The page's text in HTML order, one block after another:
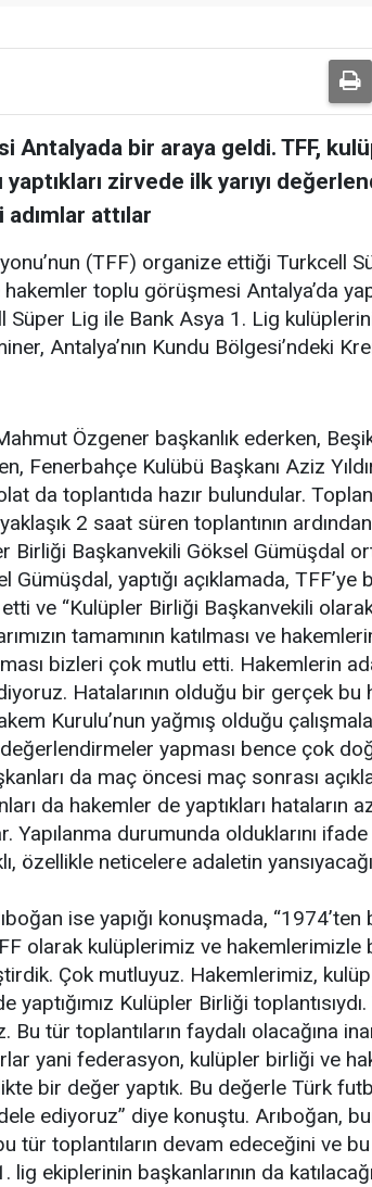
bir araya geldi. TFF,
zirvede ilk yarıyı
adımlar attılar
(TFF) organize ettiği Turkcell
toplu görüşmesi Antalya’da
Lig ile Bank Asya 1. Lig
Antalya’nın Kundu Bölgesi’ndeki
Özgener başkanlık ederken,
Fenerbahçe Kulübü Başkanı Aziz
da toplantıda hazır bulundular.
2 saat süren toplantının
Birliği Başkanvekili Göksel Gümüşdal
Gümüşdal, yaptığı açıklamada,
ve “Kulüpler Birliği Başkanvekili
tamamının katılması ve
bizleri çok mutlu etti. Hakemlerin
Hatalarının olduğu bir gerçek bu
Kurulu’nun yağmış olduğu
yapması bence çok
da maç öncesi maç sonrası
da hakemler de yaptıkları hataların
Yapılanma durumunda olduklarını
özellikle neticelere adaletin
ise yapığı konuşmada,
olarak kulüplerimiz ve
Çok mutluyuz. Hakemlerimiz,
yaptığımız Kulüpler Birliği
tür toplantıların faydalı olacağına
yani federasyon, kulüpler birliği ve
bir değer yaptık. Bu değerle Türk
ediyoruz” diye konuştu. Arıboğan,
tür toplantıların devam edeceğini ve
ekiplerinin başkanlarının da